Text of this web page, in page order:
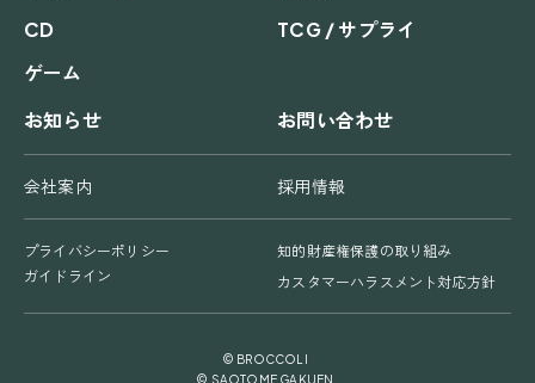
CD
TCG / サプライ
ゲーム
お知らせ
お問い合わせ
会社案内 採用情報
プライバシーポリシー
知的財産権保護の取り組み
ガイドライン
カスタマーハラスメント対応方針
© BROCCOLI
© SAOTOME GAKUEN